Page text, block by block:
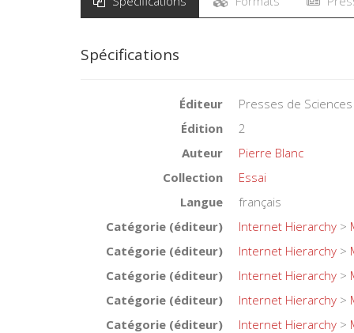
Spécifications
Éditeur
Presses de Sciences
Édition
2
Auteur
Pierre Blanc
Collection
Essai
Langue
français
Catégorie (éditeur)
Internet Hierarchy >
Catégorie (éditeur)
Internet Hierarchy >
Catégorie (éditeur)
Internet Hierarchy >
Catégorie (éditeur)
Internet Hierarchy >
Catégorie (éditeur)
Internet Hierarchy >